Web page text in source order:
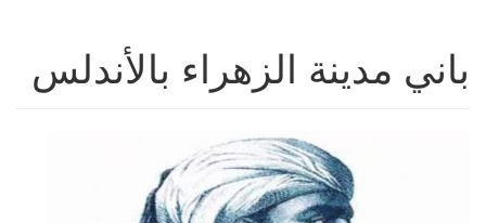
باني مدينة الزهراء بالأندلس